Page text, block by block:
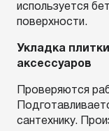
используется
поверхности.
Укладка
аксессуаров
Проверяются
сантехнику.